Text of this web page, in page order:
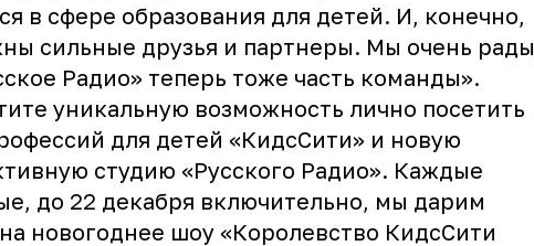
в сфере образования для детей. И, конечно,
сильные друзья и партнеры. Мы очень рады,
Радио» теперь тоже часть команды».
уникальную возможность лично посетить
для детей «КидсСити» и новую
студию «Русского Радио». Каждые
до 22 декабря включительно, мы дарим
новогоднее шоу «Королевство КидсСити